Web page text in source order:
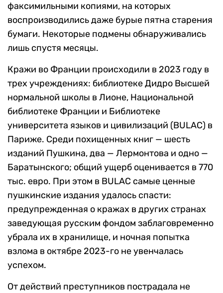
факсимильными копиями, на которых
воспроизводились даже бурые пятна старения
бумаги. Некоторые подмены обнаруживались
лишь спустя месяцы.
Кражи во Франции происходили в 2023 году в
трех учреждениях: библиотеке Дидро Высшей
нормальной школы в Лионе, Национальной
библиотеке Франции и Библиотеке
университета языков и цивилизаций (BULAC) в
Париже. Среди похищенных книг — шесть
изданий Пушкина, два — Лермонтова и одно —
Баратынского; общий ущерб оценивается в 770
тыс. евро. При этом в BULAC самые ценные
пушкинские издания удалось спасти:
предупрежденная о кражах в других странах
заведующая русским фондом заблаговременно
убрала их в хранилище, и ночная попытка
взлома в октябре 2023-го не увенчалась
успехом.
От действий преступников пострадала не